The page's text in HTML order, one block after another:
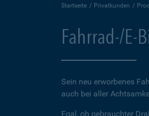
Startseite Privatkunden
Fahrrad-/E-
Sein neu erworbenes
auch bei aller
Egal, ob gebrauchter